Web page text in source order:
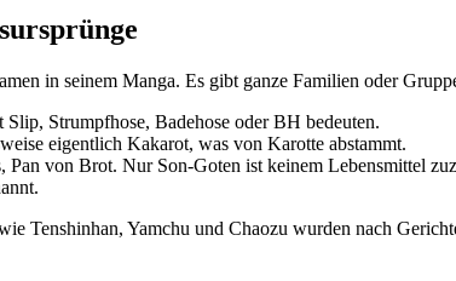
in seinem Manga. Es gibt ganze Familien oder
Strumpfhose, Badehose oder BH bedeuten.
eigentlich Kakarot, was von Karotte abstammt.
von Brot. Nur Son-Goten ist keinem Lebensmittel
Tenshinhan, Yamchu und Chaozu wurden nach